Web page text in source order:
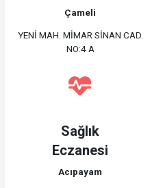
Çameli
YENİ MAH. MİMAR SİNAN CAD.
NO:4 A
Sağlık
Eczanesi
Acıpayam